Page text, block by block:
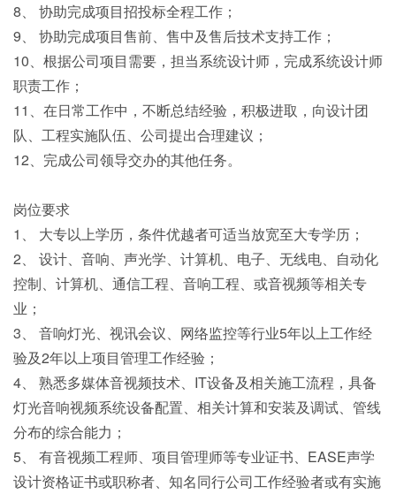
8、 协助完成项目招投标全程工作；
9、 协助完成项目售前、售中及售后技术支持工作；
10、根据公司项目需要，担当系统设计师，完成系统设计师
职责工作；
11、在日常工作中，不断总结经验，积极进取，向设计团
队、工程实施队伍、公司提出合理建议；
12、完成公司领导交办的其他任务。
岗位要求
1、 大专以上学历，条件优越者可适当放宽至大专学历；
2、 设计、音响、声光学、计算机、电子、无线电、自动化
控制、计算机、通信工程、音响工程、或音视频等相关专
业；
3、 音响灯光、视讯会议、网络监控等行业5年以上工作经
验及2年以上项目管理工作经验；
4、 熟悉多媒体音视频技术、IT设备及相关施工流程，具备
灯光音响视频系统设备配置、相关计算和安装及调试、管线
分布的综合能力；
5、 有音视频工程师、项目管理师等专业证书、EASE声学
设计资格证书或职称者、知名同行公司工作经验者或有实施